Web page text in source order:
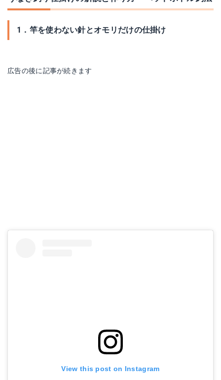
1．竿を使わない針とオモリだけの仕掛け
広告の後に記事が続きます
View this post on Instagram